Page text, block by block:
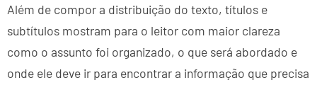
Além de compor a distribuição do texto, títulos e
subtítulos mostram para o leitor com maior clareza
como o assunto foi organizado, o que será abordado e
onde ele deve ir para encontrar a informação que precisa